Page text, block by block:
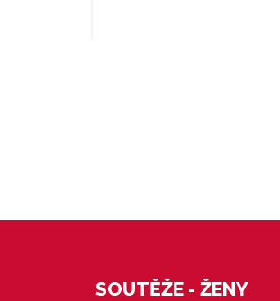
SOUTĚŽE - ŽENY